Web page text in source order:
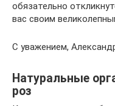
обязательно
вас своим
С уважением,
Натуральные
роз